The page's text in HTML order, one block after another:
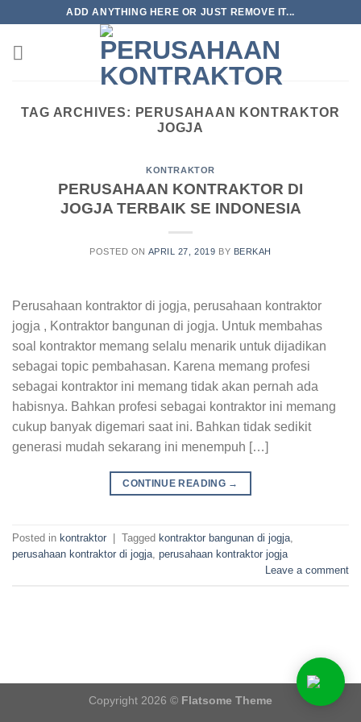
content
ADD ANYTHING HERE OR JUST REMOVE IT...
TAG ARCHIVES: PERUSAHAAN KONTRAKTOR
JOGJA
KONTRAKTOR
PERUSAHAAN KONTRAKTOR DI
JOGJA TERBAIK SE INDONESIA
POSTED ON APRIL 27, 2019 BY BERKAH
Perusahaan kontraktor di jogja, perusahaan kontraktor
jogja , Kontraktor bangunan di jogja. Untuk membahas
soal kontraktor memang selalu menarik untuk dijadikan
sebagai topic pembahasan. Karena memang profesi
sebagai kontraktor ini memang tidak akan pernah ada
habisnya. Bahkan profesi sebagai kontraktor ini memang
cukup banyak digemari saat ini. Bahkan tidak sedikit
generasi mudah sekarang ini menempuh […]
CONTINUE READING →
Posted in kontraktor Tagged kontraktor bangunan di jogja
perusahaan kontraktor di jogja perusahaan kontraktor jogja
Leave a comment
Copyright 2026 © Flatsome Theme